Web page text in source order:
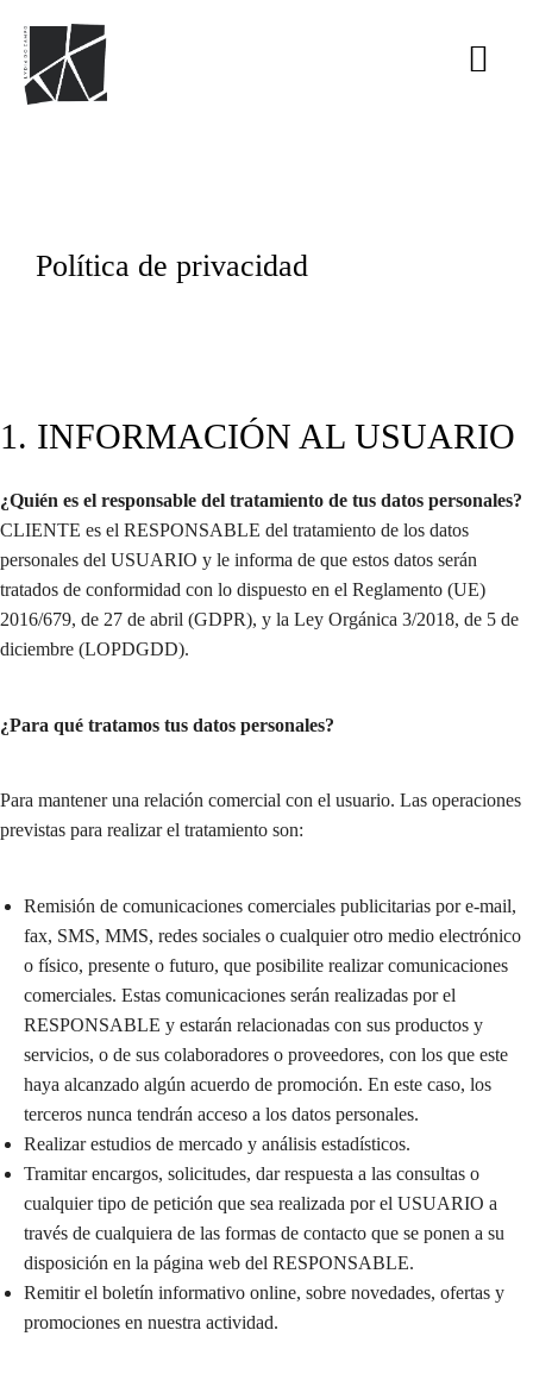
Política de privacidad
1. INFORMACIÓN AL USUARIO
¿Quién es el responsable del tratamiento de tus datos personales?
CLIENTE es el RESPONSABLE del tratamiento de los datos
personales del USUARIO y le informa de que estos datos serán
tratados de conformidad con lo dispuesto en el Reglamento (UE)
2016/679, de 27 de abril (GDPR), y la Ley Orgánica 3/2018, de 5 de
diciembre (LOPDGDD).
¿Para qué tratamos tus datos personales?
Para mantener una relación comercial con el usuario. Las operaciones
previstas para realizar el tratamiento son:
Remisión de comunicaciones comerciales publicitarias por e-mail,
fax, SMS, MMS, redes sociales o cualquier otro medio electrónico
o físico, presente o futuro, que posibilite realizar comunicaciones
comerciales. Estas comunicaciones serán realizadas por el
RESPONSABLE y estarán relacionadas con sus productos y
servicios, o de sus colaboradores o proveedores, con los que este
haya alcanzado algún acuerdo de promoción. En este caso, los
terceros nunca tendrán acceso a los datos personales.
Realizar estudios de mercado y análisis estadísticos.
Tramitar encargos, solicitudes, dar respuesta a las consultas o
cualquier tipo de petición que sea realizada por el USUARIO a
través de cualquiera de las formas de contacto que se ponen a su
disposición en la página web del RESPONSABLE.
Remitir el boletín informativo online, sobre novedades, ofertas y
promociones en nuestra actividad.